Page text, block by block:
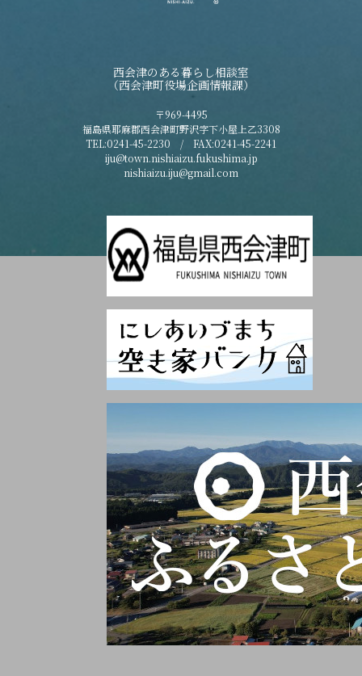
西会津のある暮らし相談室
（西会津町役場企画情報課）
〒969-4495
福島県耶麻郡西会津町野沢字下小屋上乙3308
TEL:0241-45-2230 / FAX:0241-45-2241
iju@town.nishiaizu.fukushima.jp
nishiaizu.iju@gmail.com